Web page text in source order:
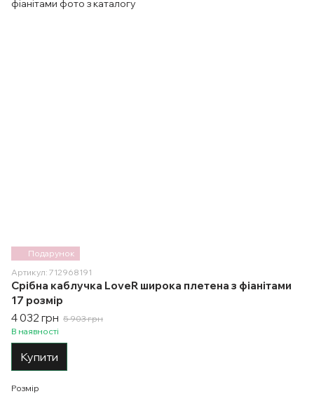
Подарунок
Артикул: 712968191
Срібна каблучка LoveR широка плетена з фіанітами
17 розмір
4 032 грн 5 903 грн
В наявності
Купити
Розмір